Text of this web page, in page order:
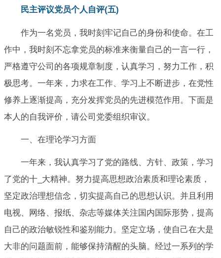
民主评议党员个人自评(五)
作为一名党员，我时刻牢记自己的身份和使命。在工
作中，我时刻不忘拿党员的标准来衡量自己的一言一行，
严格遵守公司的各项规章制度，认真学习，努力工作，积
极思考。一年来，力求在工作、学习上不断进步，在党性
修养上逐渐提高，充分发挥党员的先进模范作用。下面是
本人的自我评价，请公司党委组织审议。
一、在理论学习方面
一年来，我认真学习了党的路线、方针、政策，学习
了党的十_大精神。努力提高思想政治素质和理论素质，
坚定政治理想信念，切实提高自己的思想认识。并且利用
电视、网络、报纸、杂志等媒体关注国内国际形势，提高
自己的政治敏锐性和鉴别能力。坚定立场，使自己在大是
大非的问题面前，能够保持清醒的头脑。经过一系列的学